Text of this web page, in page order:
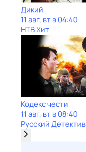
Дикий
11 авг, вт в 04:40
НТВ Хит
Кодекс чести
11 авг, вт в 08:40
Русский Детектив